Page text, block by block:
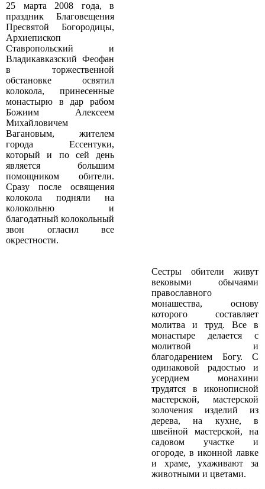
25 марта 2008 года, в
праздник Благовещения
Пресвятой Богородицы,
Архиепископ
Ставропольский и
Владикавказский Феофан
в торжественной
обстановке освятил
колокола, принесенные
монастырю в дар рабом
Божиим Алексеем
Михайловичем
Вагановым, жителем
города Ессентуки,
который и по сей день
является большим
помощником обители.
Сразу после освящения
колокола подняли на
колокольню и
благодатный колокольный
звон огласил все
окрестности.
Сестры обители живут
вековыми обычаями
православного
монашества, основу
которого составляет
молитва и труд. Все в
монастыре делается с
молитвой и
благодарением Богу. С
одинаковой радостью и
усердием монахини
трудятся в иконописной
мастерской, мастерской
золочения изделий из
дерева, на кухне, в
швейной мастерской, на
садовом участке и
огороде, в иконной лавке
и храме, ухаживают за
животными и цветами.